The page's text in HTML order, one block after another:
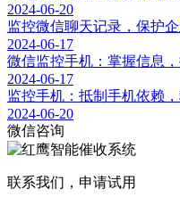
2024-06-20
监控微信聊天记录，保护
2024-06-17
微信监控手机：掌握信息
2024-06-17
监控手机：抵制手机依赖
2024-06-20
微信咨询
联系我们，申请试用